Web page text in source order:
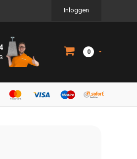
Inloggen
0